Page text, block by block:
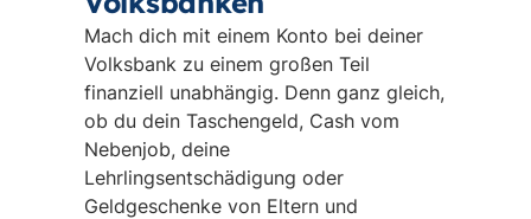
Mach dich mit einem Konto bei deiner
Volksbank zu einem großen Teil
finanziell unabhängig. Denn ganz gleich,
ob du dein Taschengeld, Cash vom
Nebenjob, deine
Lehrlingsentschädigung oder
Geldgeschenke von Eltern und